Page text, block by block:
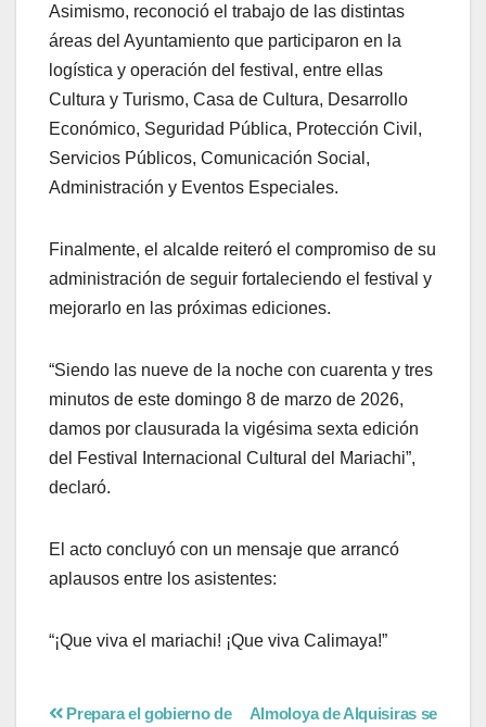
Asimismo, reconoció el trabajo de las distintas
áreas del Ayuntamiento que participaron en la
logística y operación del festival, entre ellas
Cultura y Turismo, Casa de Cultura, Desarrollo
Económico, Seguridad Pública, Protección Civil,
Servicios Públicos, Comunicación Social,
Administración y Eventos Especiales.
Finalmente, el alcalde reiteró el compromiso de su
administración de seguir fortaleciendo el festival y
mejorarlo en las próximas ediciones.
“Siendo las nueve de la noche con cuarenta y tres
minutos de este domingo 8 de marzo de 2026,
damos por clausurada la vigésima sexta edición
del Festival Internacional Cultural del Mariachi”,
declaró.
El acto concluyó con un mensaje que arrancó
aplausos entre los asistentes:
“¡Que viva el mariachi! ¡Que viva Calimaya!”
Almoloya de Alquisiras se
Prepara el gobierno de